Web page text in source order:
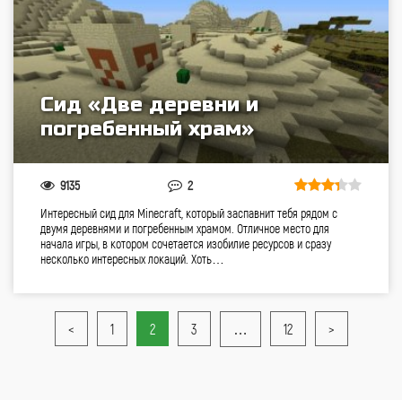
Сид «Две деревни и
погребенный храм»
9135 2
Интересный сид для Minecraft, который заспавнит тебя рядом с
двумя деревнями и погребенным храмом. Отличное место для
начала игры, в котором сочетается изобилие ресурсов и сразу
несколько интересных локаций. Хоть…
< 1 2 3 … 12 >